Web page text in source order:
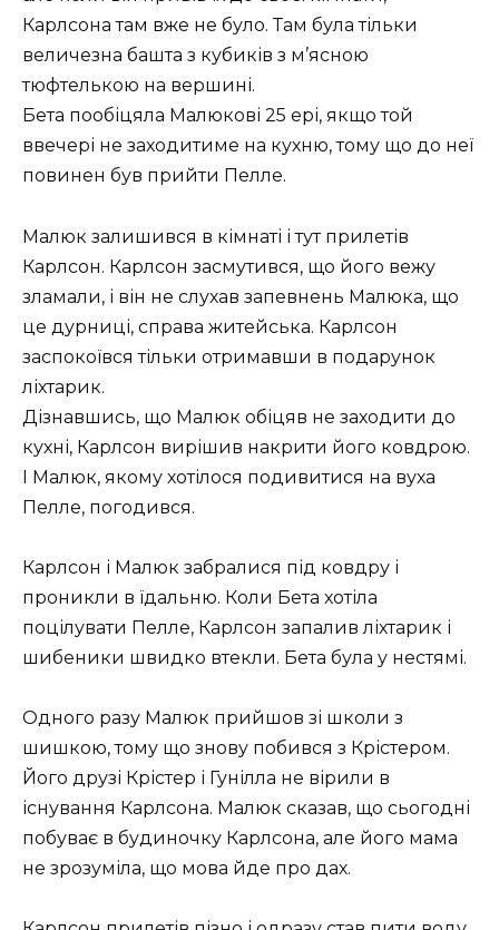
Карлсона там вже не було. Там була тільки
величезна башта з кубиків з м’ясною
тюфтелькою на вершині.
Бета пообіцяла Малюкові 25 ері, якщо той
ввечері не заходитиме на кухню, тому що до неї
повинен був прийти Пелле.
Малюк залишився в кімнаті і тут прилетів
Карлсон. Карлсон засмутився, що його вежу
зламали, і він не слухав запевнень Малюка, що
це дурниці, справа житейська. Карлсон
заспокоївся тільки отримавши в подарунок
ліхтарик.
Дізнавшись, що Малюк обіцяв не заходити до
кухні, Карлсон вирішив накрити його ковдрою.
І Малюк, якому хотілося подивитися на вуха
Пелле, погодився.
Карлсон і Малюк забралися під ковдру і
проникли в їдальню. Коли Бета хотіла
поцілувати Пелле, Карлсон запалив ліхтарик і
шибеники швидко втекли. Бета була у нестямі.
Одного разу Малюк прийшов зі школи з
шишкою, тому що знову побився з Крістером.
Його друзі Крістер і Гунілла не вірили в
існування Карлсона. Малюк сказав, що сьогодні
побуває в будиночку Карлсона, але його мама
не зрозуміла, що мова йде про дах.